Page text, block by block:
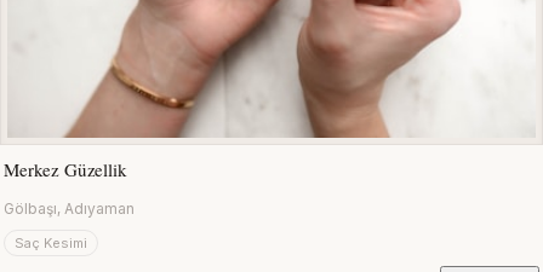
Merkez Güzellik
Gölbaşı, Adıyaman
Saç Kesimi